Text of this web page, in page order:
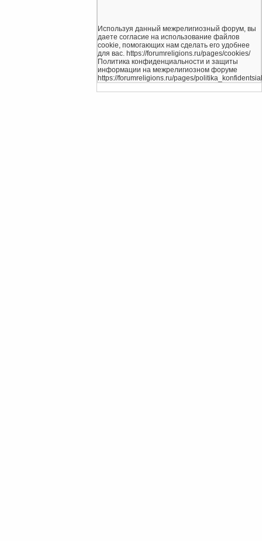
Используя данный межрелигиозный форум, вы
даете согласие на использование файлов
cookie, помогающих нам сделать его удобнее
для вас. https://forumreligions.ru/pages/cookies/
Политика конфиденциальности и защиты
информации на межрелигиозном форуме
https://forumreligions.ru/pages/